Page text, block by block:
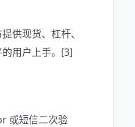
供现货、杠杆、
用户上手。[3]
或短信二次验